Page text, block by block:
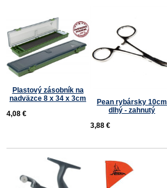
Plastový zásobník na
nadväzce 8 x 34 x 3cm
4,08 €
Pean rybársky 10cm
dlhý - zahnutý
3,88 €